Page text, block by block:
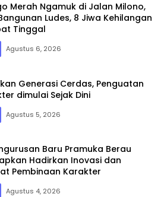
Merah Ngamuk di Jalan Milono,
Ludes, 8 Jiwa Kehilangan
Tinggal
Agustus 6, 2026
Generasi Cerdas, Penguatan
dimulai Sejak Dini
Agustus 5, 2026
Baru Pramuka Berau
Hadirkan Inovasi dan
Pembinaan Karakter
Agustus 4, 2026